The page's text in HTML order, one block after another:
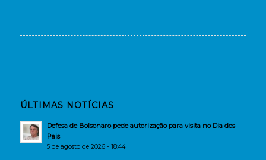
ÚLTIMAS NOTÍCIAS
Defesa de Bolsonaro pede autorização para visita no Dia dos
Pais
5 de agosto de 2026 - 18:44